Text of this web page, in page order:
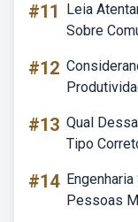
#11
Leia
Sobre
#12
#13 Qual
Tipo
#14
Pessoas